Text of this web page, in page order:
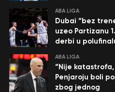
ABA LIGA
Dubai “bez
uzeo Partizanu
derbi u
ABA LIGA
“Nije
Penjaroju boli
zbog jednog